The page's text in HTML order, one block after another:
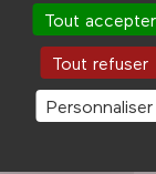
Tout accepter
Tout refuser
Personnaliser